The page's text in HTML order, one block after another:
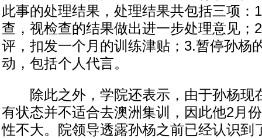
此事的处理结果，处理结果共包括三项：
查，视检查的结果做出进一步处理意见；
评，扣发一个月的训练津贴；3.暂停孙杨
动，包括个人代言。
除此之外，学院还表示，由于孙杨现
有状态并不适合去澳洲集训，因此他2月
性不大。院领导透露孙杨之前已经认识到